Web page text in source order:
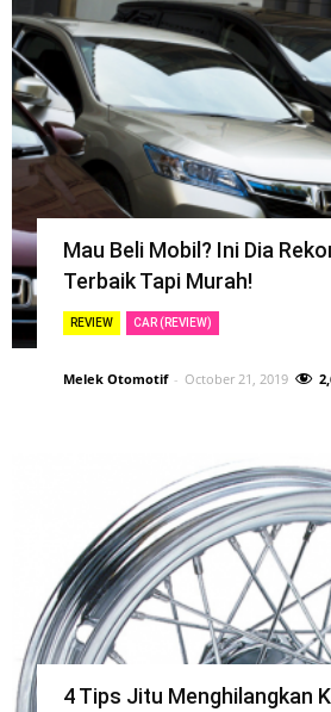
Mau Beli Mobil? Ini Dia
Terbaik Tapi Murah!
REVIEW CAR (REVIEW)
Melek Otomotif - October 21, 2019
4 Tips Jitu Menghilangkan